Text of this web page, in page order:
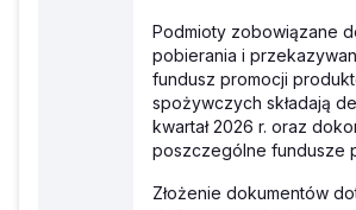
Podmioty zobowiązane
pobierania i
fundusz promocji
spożywczych składają
kwartał 2026 r. oraz
poszczególne fundusze
Złożenie dokumentów